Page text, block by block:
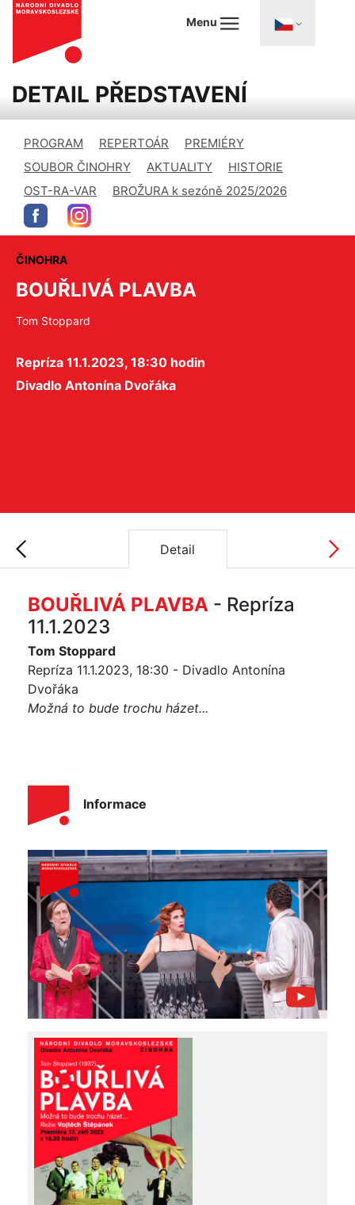
Menu
DETAIL PŘEDSTAVENÍ
PROGRAM REPERTOÁR
PREMIÉRY
SOUBOR ČINOHRY
AKTUALITY
HISTORIE
OST-RA-VAR
BROŽURA k sezóně 2025/2026
ČINOHRA
BOUŘLIVÁ PLAVBA
Tom Stoppard
Repríza 11.1.2023, 18:30 hodin
Divadlo Antonína Dvořáka
Detail
BOUŘLIVÁ PLAVBA - Repríza
11.1.2023
Tom Stoppard
Repríza 11.1.2023, 18:30 - Divadlo Antonína
Dvořáka
Možná to bude trochu házet...
Informace